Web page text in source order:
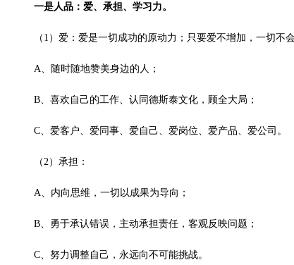
一是人品：爱、承担、学习力。
（1）爱： 爱是一切成功的原动力；只要爱不增加，一切不
A、随时随地赞美身边的人；
B、喜欢自己的工作、认同德斯泰文化，顾全大局；
C、爱客户、爱同事、爱自己、爱岗位、爱产品、爱公司。
（2）承担：
A、内向思维，一切以成果为导向；
B、勇于承认错误，主动承担责任，客观反映问题；
C、努力调整自己，永远向不可能挑战。